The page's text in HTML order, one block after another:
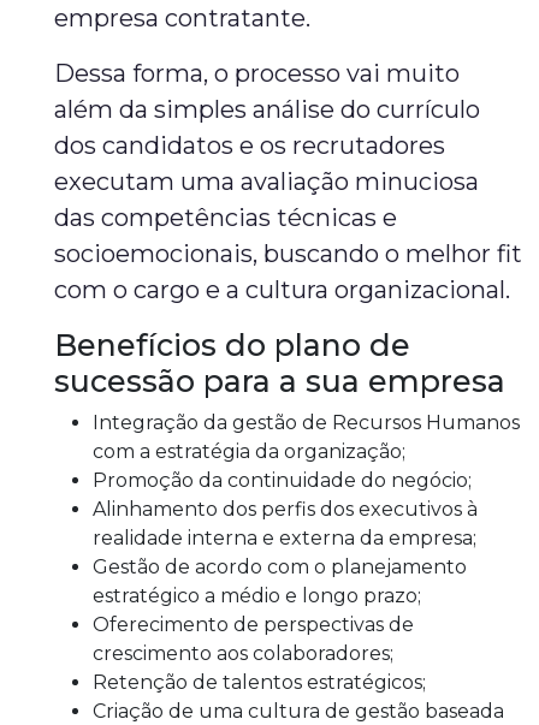
empresa contratante.
Dessa forma, o processo vai muito
além da simples análise do currículo
dos candidatos e os recrutadores
executam uma avaliação minuciosa
das competências técnicas e
socioemocionais, buscando o melhor fit
com o cargo e a cultura organizacional.
Benefícios do plano de
sucessão para a sua empresa
Integração da gestão de Recursos Humanos
com a estratégia da organização;
Promoção da continuidade do negócio;
Alinhamento dos perfis dos executivos à
realidade interna e externa da empresa;
Gestão de acordo com o planejamento
estratégico a médio e longo prazo;
Oferecimento de perspectivas de
crescimento aos colaboradores;
Retenção de talentos estratégicos;
Criação de uma cultura de gestão baseada